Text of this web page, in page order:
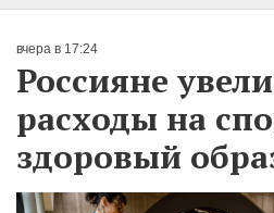
вчера в 17:24
Россияне
расходы на
здоровый